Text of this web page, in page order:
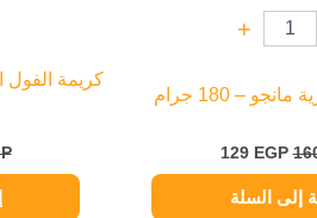
+
– 180 جرام
129 EGP
إلى السلة
كريمة الفول